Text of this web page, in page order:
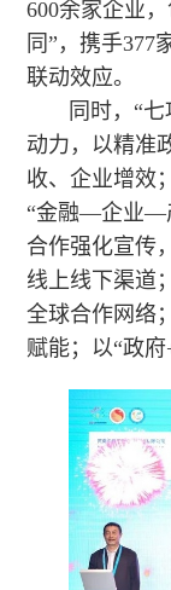
600余家企业
同”，携手377
联动效应。
同时，“
动力，以精准
收、企业增效
“金融—企业—
合作强化宣传
线上线下渠道
全球合作网络
赋能；以“政